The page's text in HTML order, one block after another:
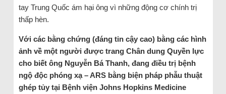
tay Trung Quốc ám hại ông vì những động cơ chính trị
thấp hèn.
Với các bằng chứng (đáng tin cậy cao) bằng các hình
ảnh về một người được trang Chân dung Quyền lực
cho biết ông Nguyễn Bá Thanh, đang điều trị bệnh
ngộ độc phóng xạ – ARS bằng biện pháp phẫu thuật
ghép tủy tại Bệnh viện Johns Hopkins Medicine